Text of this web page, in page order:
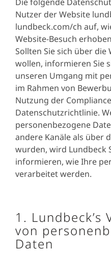
Nutzer der Website
lundbeck.com/ch auf,
Website-Besuch
Sollten Sie sich über
wollen, informieren Sie
unseren Umgang mit
im Rahmen von
Nutzung der
Datenschutzrichtlinie.
personenbezogene
andere Kanäle als über
wurden, wird Lundbeck
informieren, wie Ihre
verarbeitet werden.
1. Lundbeck’s
von
Daten